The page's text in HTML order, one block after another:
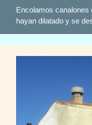
Encolamos canalones
hayan dilatado y se